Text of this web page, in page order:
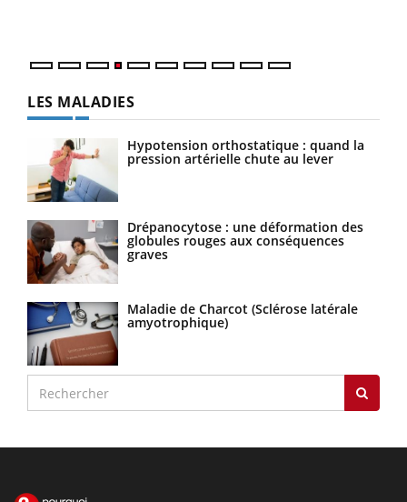
LES MALADIES
Hypotension orthostatique : quand la
pression artérielle chute au lever
Drépanocytose : une déformation des
globules rouges aux conséquences
graves
Maladie de Charcot (Sclérose latérale
amyotrophique)